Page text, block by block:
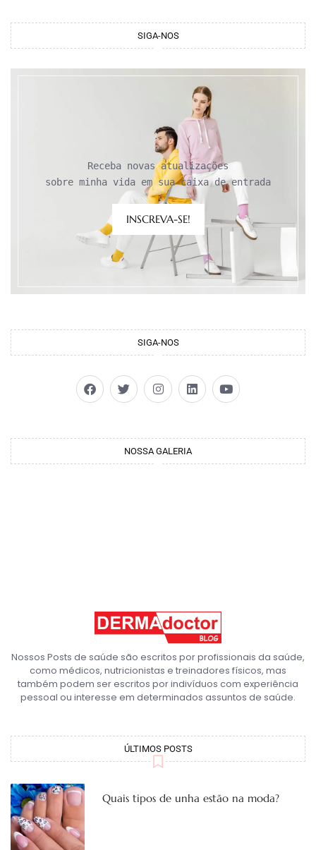
SIGA-NOS
Receba novas atualizações
sobre minha vida em sua caixa de entrada
INSCREVA-SE!
SIGA-NOS
NOSSA GALERIA
Nossos Posts de saúde são escritos por profissionais da saúde,
como médicos, nutricionistas e treinadores físicos, mas
também podem ser escritos por indivíduos com experiência
pessoal ou interesse em determinados assuntos de saúde.
ÚLTIMOS POSTS
Quais tipos de unha estão na moda?